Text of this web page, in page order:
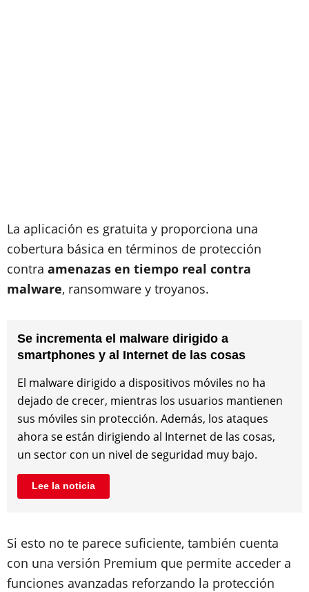
La aplicación es gratuita y proporciona una
cobertura básica en términos de protección
contra amenazas en tiempo real contra
malware, ransomware y troyanos.
Se incrementa el malware dirigido a
smartphones y al Internet de las cosas
El malware dirigido a dispositivos móviles no ha
dejado de crecer, mientras los usuarios mantienen
sus móviles sin protección. Además, los ataques
ahora se están dirigiendo al Internet de las cosas,
un sector con un nivel de seguridad muy bajo.
Lee la noticia
Si esto no te parece suficiente, también cuenta
con una versión Premium que permite acceder a
funciones avanzadas reforzando la protección